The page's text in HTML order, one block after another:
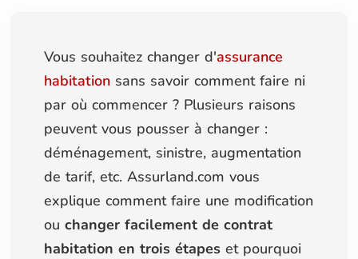
Vous souhaitez changer d'assurance
habitation sans savoir comment faire ni
par où commencer ? Plusieurs raisons
peuvent vous pousser à changer :
déménagement, sinistre, augmentation
de tarif, etc. Assurland.com vous
explique comment faire une modification
ou changer facilement de contrat
habitation en trois étapes et pourquoi